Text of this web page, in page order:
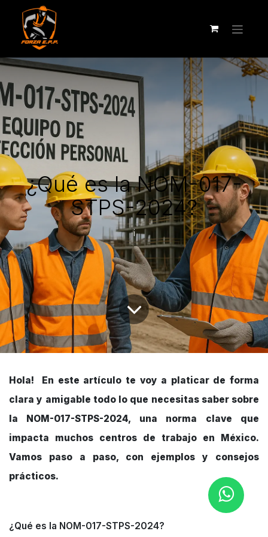
¿Qué es la NOM-017-
STPS-2024?
¡
Hola! En este artículo te voy a platicar de forma
clara y amigable todo lo que necesitas saber sobre
la NOM-017-STPS-2024, una norma clave que
impacta muchos centros de trabajo en México.
Vamos paso a paso, con ejemplos y consejos
prácticos.
¿Qué es la NOM-017-STPS-2024?